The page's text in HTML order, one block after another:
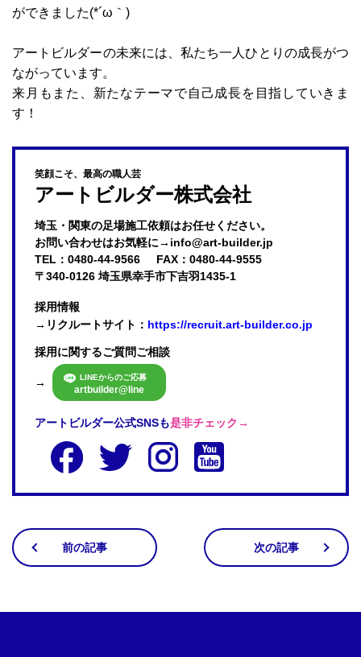
ができました(*´ω｀)
アートビルダーの未来には、私たち一人ひとりの成長がつ
ながっています。
来月もまた、新たなテーマで自己成長を目指していきま
す！
笑顔こそ、最高の職人芸
アートビルダー株式会社
埼玉・関東の足場施工依頼はお任せください。
お問い合わせはお気軽に→info@art-builder.jp
TEL：0480-44-9566
FAX：0480-44-9555
〒340-0126 埼玉県幸手市下吉羽1435-1
採用情報
→リクルートサイト： https://recruit.art-builder.co.jp
採用に関するご質問ご相談
→ LINEからのご応募
artbuilder@line
アートビルダー公式SNSも是非チェック→
前の記事 次の記事